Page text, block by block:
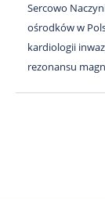
Sercowo
ośrodków w
kardiologii
rezonansu